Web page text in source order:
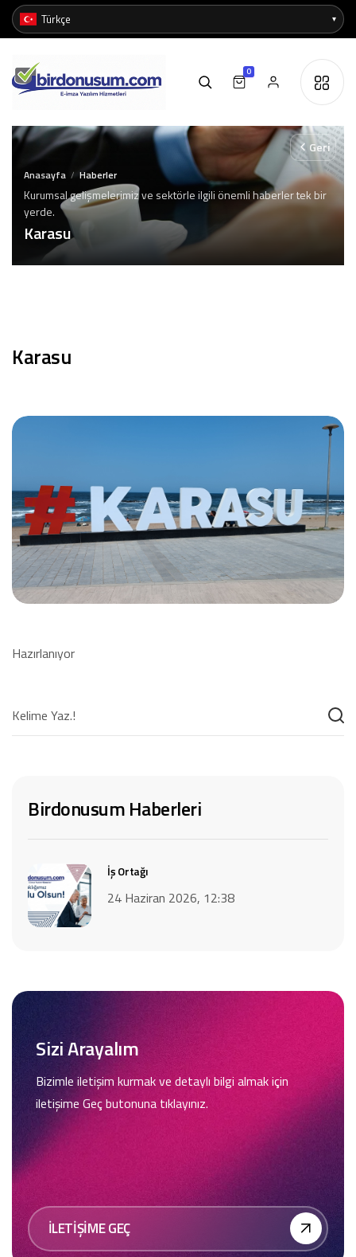
0
Karasu
Kurumsal gelişmelerimiz ve sektörle ilgili önemli haberler tek bir
yerde.
Anasayfa / Haberler
Geri
Karasu
Hazırlanıyor
Birdonusum Haberleri
İş Ortağı
24 Haziran 2026, 12:38
Sizi Arayalım
Bizimle iletişim kurmak ve detaylı bilgi almak için
iletişime Geç butonuna tıklayınız.
İLETİŞİME GEÇ